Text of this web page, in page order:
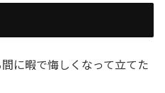
に暇で悔しくなって立てた